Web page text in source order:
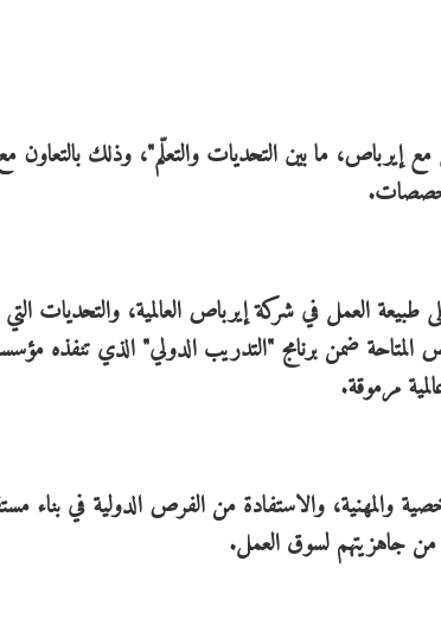
إيرباص، ما بين التحديات والتعلّم"، وذلك بالتعاون
العمل في شركة إيرباص العالمية، والتحديات
ضمن برنامج "التدريب الدولي" الذي تنفذه
مرموقة.
والمهنية، والاستفادة من الفرص الدولية في بناء
جاهزيتهم لسوق العمل.